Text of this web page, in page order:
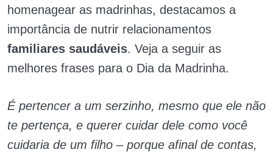
homenagear as madrinhas, destacamos a
importância de nutrir relacionamentos
familiares saudáveis. Veja a seguir as
melhores frases para o Dia da Madrinha.
É pertencer a um serzinho, mesmo que ele não
te pertença, e querer cuidar dele como você
cuidaria de um filho – porque afinal de contas,